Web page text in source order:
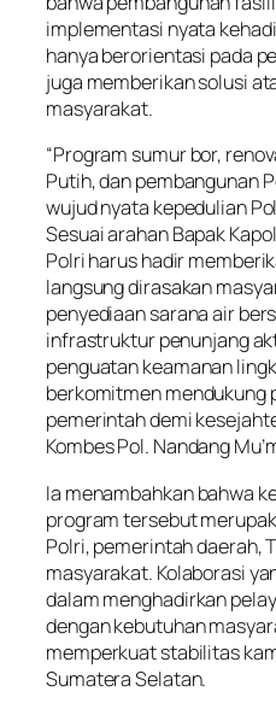
implementasi nyata
hanya berorientasi pada
juga memberikan solusi
masyarakat.
“Program sumur bor,
Putih, dan pembangunan
wujud nyata kepedulian
Sesuai arahan Bapak
Polri harus hadir
langsung dirasakan
penyediaan sarana air
infrastruktur penunjang
penguatan keamanan
berkomitmen mendukung
pemerintah demi
Kombes Pol. Nandang
Ia menambahkan bahwa
program tersebut
Polri, pemerintah daerah,
masyarakat. Kolaborasi
dalam menghadirkan
dengan kebutuhan
memperkuat stabilitas
Sumatera Selatan.